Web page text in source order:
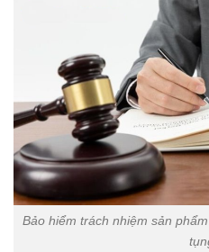
Bảo hiểm trách nhiệm sản